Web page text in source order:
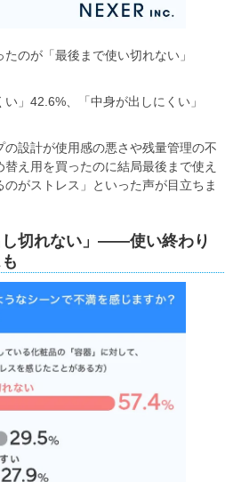
のが「最後まで使い切れない」
」42.6%、「中身が出しにくい」
設計が使用感の悪さや残量管理の不
え用を買ったのに結局最後まで使え
がストレス」といった声が目立ちま
し切れない」――使い終わり